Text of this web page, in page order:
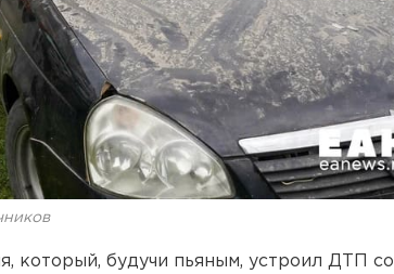
который, будучи пьяным, устроил ДТП со